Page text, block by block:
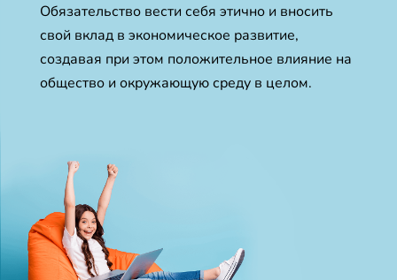
Обязательство вести себя этично и вносить
свой вклад в экономическое развитие,
создавая при этом положительное влияние на
общество и окружающую среду в целом.